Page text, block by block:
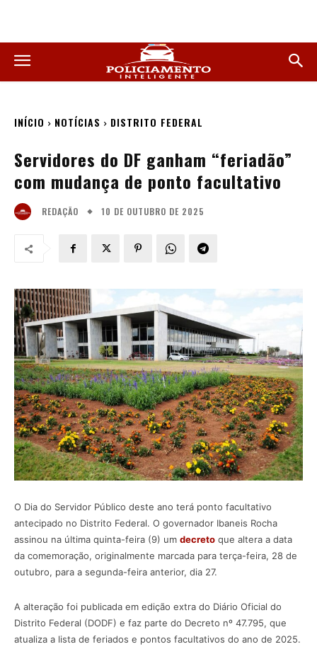
INÍCIO NOTÍCIAS DISTRITO FEDERAL
Servidores do DF ganham “feriadão”
com mudança de ponto facultativo
REDAÇÃO 10 DE OUTUBRO DE 2025
O Dia do Servidor Público deste ano terá ponto facultativo
antecipado no Distrito Federal. O governador Ibaneis Rocha
assinou na última quinta-feira (9) um decreto que altera a data
da comemoração, originalmente marcada para terça-feira, 28 de
outubro, para a segunda-feira anterior, dia 27.
A alteração foi publicada em edição extra do Diário Oficial do
Distrito Federal (DODF) e faz parte do Decreto nº 47.795, que
atualiza a lista de feriados e pontos facultativos do ano de 2025.